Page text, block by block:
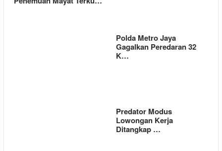
Polda Metro Jaya
Gagalkan Peredaran 32
K…
Predator Modus
Lowongan Kerja
Ditangkap …